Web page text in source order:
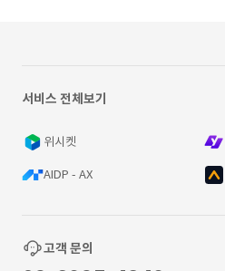
서비스 전체보기
위시켓
AIDP - AX
고객 문의